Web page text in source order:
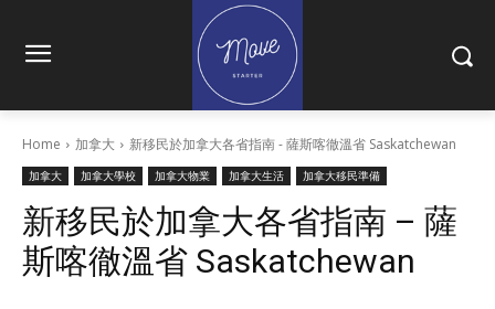
Home 加拿大 新移民於加拿大各省指南 - 薩斯喀徹溫省 Saskatchewan
加拿大 加拿大學校 加拿大物業 加拿大生活 加拿大移民準備
新移民於加拿大各省指南 – 薩
斯喀徹溫省 Saskatchewan